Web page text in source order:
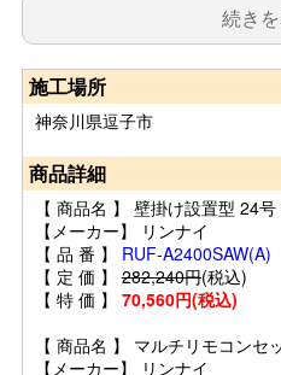
続き
施工場所
神奈川県逗子市
商品詳細
【 商品名 】 壁掛け設置型 24
【メーカー】 リンナイ
【 品 番 】 RUF-A2400SAW(A)
【 定 価 】 282,240円(税込)
【 特 価 】 70,560円(税込)
【 商品名 】 マルチリモコンセ
【メーカー】 リンナイ